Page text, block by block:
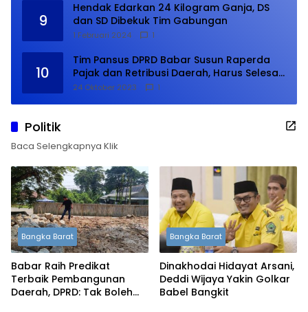
9
Hendak Edarkan 24 Kilogram Ganja, DS
dan SD Dibekuk Tim Gabungan
1 Februari 2024 1
10
Tim Pansus DPRD Babar Susun Raperda
Pajak dan Retribusi Daerah, Harus Selesai
Januari 2024
24 Oktober 2023 1
Politik
Baca Selengkapnya Klik
Bangka Barat
Babar Raih Predikat
Terbaik Pembangunan
Daerah, DPRD: Tak Boleh
Bangka Barat
Dinakhodai Hidayat Arsani,
Deddi Wijaya Yakin Golkar
Babel Bangkit